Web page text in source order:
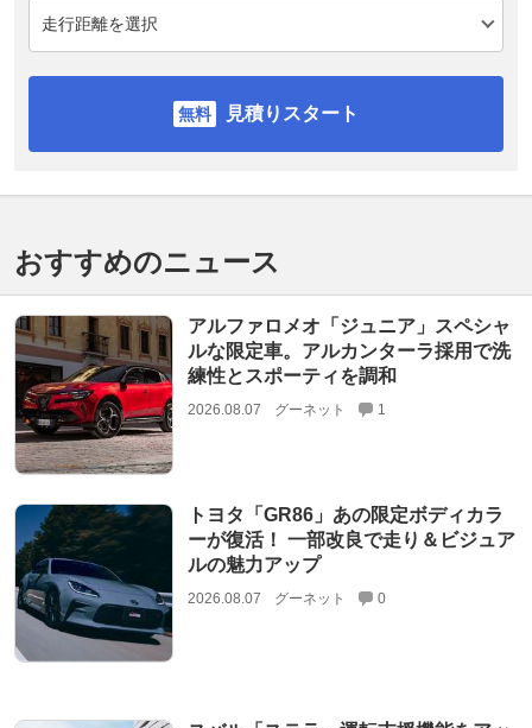
見積りスタート
おすすめのニュース
アルファロメオ「ジュニア」スペシャ
ルな限定車。アルカンターラ採用で洗
練性とスポーティを調和
2026.08.07 グーネット 1
トヨタ「GR86」あの限定ボディカラ
ーが復活！ 一部改良で走り＆ビジュア
ルの魅力アップ
2026.08.07 グーネット 0